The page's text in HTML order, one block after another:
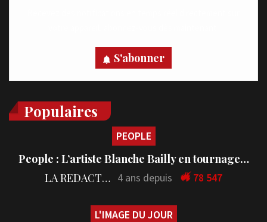
S'abonner
Populaires
PEOPLE
People : L’artiste Blanche Bailly en tournage…
LA REDACTION 4 ans depuis 78 547
L'IMAGE DU JOUR